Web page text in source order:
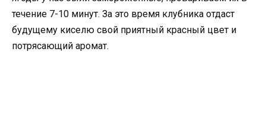
течение 7-10 минут. За это время клубника отдаст
будущему киселю свой приятный красный цвет и
потрясающий аромат.